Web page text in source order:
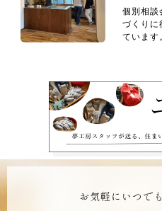
個別相談
づくりに
ています。
お気軽にいつで